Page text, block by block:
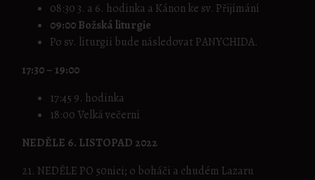
08:30 3. a 6. hodinka a Kánon ke sv. Přijímání
09:00 Božská liturgie
Po sv. liturgii bude následovat PANYCHIDA.
17:30 – 19:00
17:45 9. hodinka
18:00 Velká večerní
NEDĚLE 6. LISTOPAD 2022
21. NEDĚLE PO 50nici; o boháči a chudém Lazaru